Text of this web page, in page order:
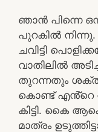
ഞാൻ പിന്നെ
പുറകിൽ
ചവിട്ടി
വാതിലിൽ
തുറന്നതും
കൊണ്ട് എൻ്റെ
കിട്ടി. കൈ
മാത്രം